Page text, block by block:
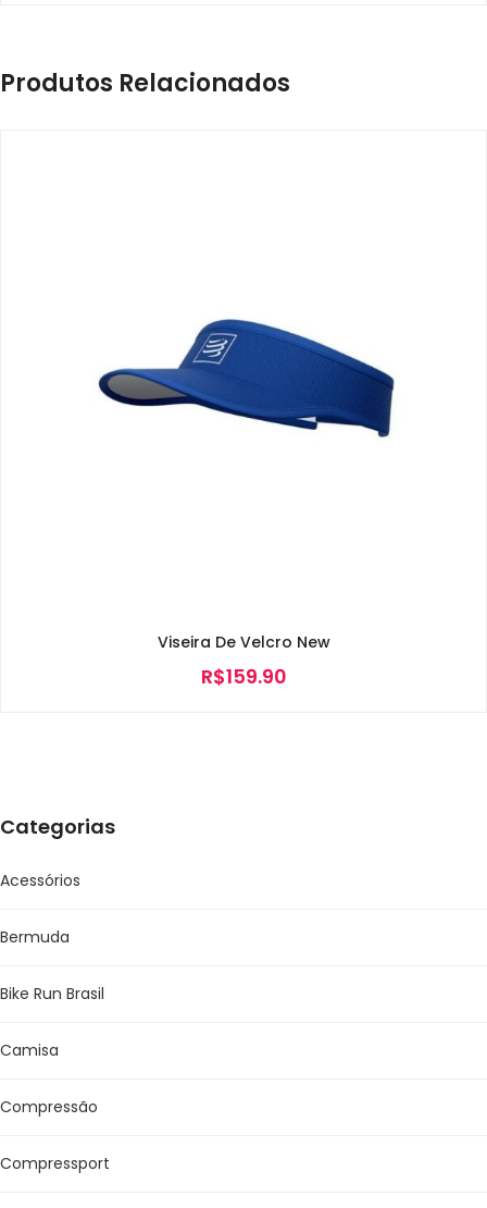
Categorias
Acessórios
Bermuda
Bike Run Brasil
Camisa
Compressão
Compressport
Produtos Relacionados
Viseira De Velcro New
R$159.90